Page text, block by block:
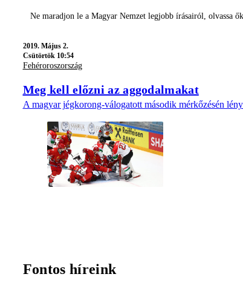
Ne maradjon le a Magyar Nemzet legjobb írásairól, olvassa
2019. Május 2.
Csütörtök 10:54
Fehéroroszország
Meg kell előzni az aggodalmakat
A magyar jégkorong-válogatott második mérkőzésén
Fontos híreink